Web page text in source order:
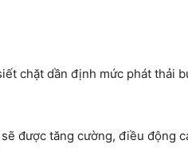
chặt dần định mức phát thải
được tăng cường, điều động